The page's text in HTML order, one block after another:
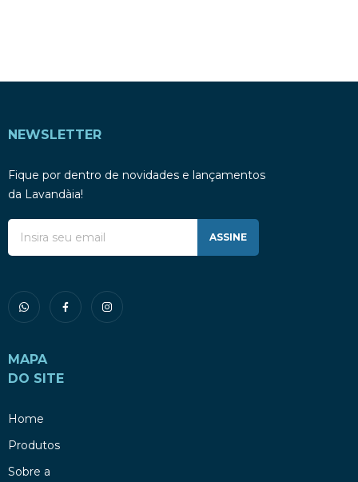
NEWSLETTER
Fique por dentro de novidades e lançamentos
da Lavandàia!
ASSINE
MAPA
DO SITE
Home
Produtos
Sobre a